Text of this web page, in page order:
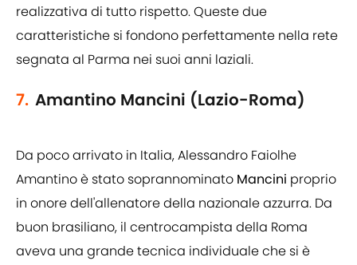
realizzativa di tutto rispetto. Queste due
caratteristiche si fondono perfettamente nella rete
segnata al Parma nei suoi anni laziali.
7. Amantino Mancini (Lazio-Roma)
Da poco arrivato in Italia, Alessandro Faiolhe
Amantino è stato soprannominato Mancini proprio
in onore dell'allenatore della nazionale azzurra. Da
buon brasiliano, il centrocampista della Roma
aveva una grande tecnica individuale che si è